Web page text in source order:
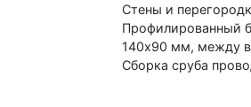
Стены и
Профилированный
140х90 мм, между
Сборка сруба